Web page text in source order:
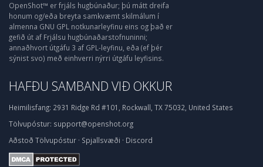
OpenShot™ er frjáls hugbúnaður; þú mátt dreifa
honum og/eða breyta samkvæmt skilmálum í
almenna GNU GPL notkunarleyfinu eins og það er
gefið út af Frjálsu hugbúnaðarstofnuninni;
annaðhvort útgáfu 3 af GPL-leyfinu, eða (ef þér
sýnist svo) með einhverri nýrri útgáfu leyfisins.
HAFÐU SAMBAND VIÐ OKKUR
Heimilisfang: 2931 Ridge Rd #101, Rockwall, TX 75032, United States
Tölvupóstur: support@openshot.org
Aðstoð Tölvupóstur · Spjallsvæði · Discord